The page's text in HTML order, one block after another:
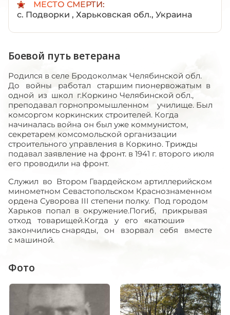
МЕСТО СМЕРТИ:
с. Подворки , Харьковская обл., Украина
Боевой путь ветерана
Родился в селе Бродоколмак Челябинской обл.
До войны работал старшим пионервожатым в
одной из школ г.Коркино Челябинской обл.,
преподавал горнопромышленном училище. Был
комсоргом коркинских строителей. Когда
начиналась война он был уже коммунистом,
секретарем комсомольской организации
строительного управления в Коркино. Трижды
подавал заявление на фронт. в 1941 г. второго июля
его проводили на фронт.
Служил во Втором Гвардейском артиллерийском
минометном Севастопольском Краснознаменном
ордена Суворова III степени полку. Под городом
Харьков попал в окружение.Погиб, прикрывая
отход товарищей.Когда у его «катюши»
закончились снаряды, он взорвал себя вместе
с машиной.
Фото